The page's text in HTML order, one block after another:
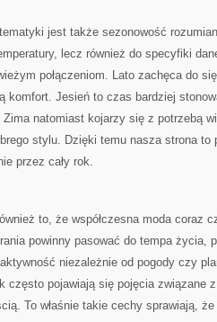
jest także sezonowość
lecz również do specyfiki
połączeniom. Lato zachęca do
komfort. Jesień to czas bardziej
natomiast kojarzy się z potrzebą
stylu. Dzięki temu nasza strona to
przez cały rok.
to, że współczesna moda coraz
powinny pasować do tempa życia,
niezależnie od pogody czy
często pojawiają się pojęcia związane
To właśnie takie cechy sprawiają,